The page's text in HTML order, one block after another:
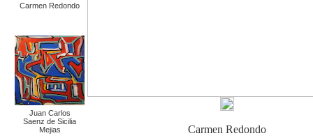
Carmen Redondo
Carmen Redondo
Juan Carlos
Saenz de Sicilia
Mejias